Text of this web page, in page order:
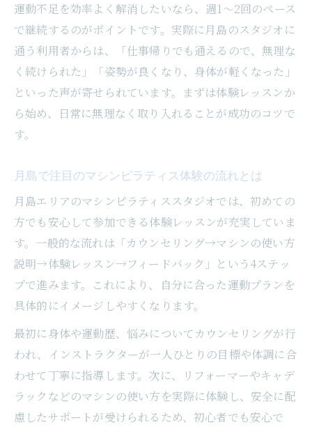
インナーマッスル強化による美ボディ作り
の効果
むくみやすい女性に嬉しいピラティスの働
き
ヒップアップや下半身シェイプへのアプロ
ーチ法
ス活用例
短時間でも効果的なマシンピラティス最新
プラン
通いやすさ重視のスタジオ選びポイントを
解説
仕事帰りでも無理なく続けるレッスンの魅
予約不要や手ぶらOKの利便性が人気の理由
月額制プランで効率良く通うマシンピラテ
ィス術
初心者でも安心なマシンピラティス体験術
運動不足を効率よく解消したいなら、週1～2回のペース
で継続するのがポイントです。実際に月島のスタジオに
通う利用者からは、「仕事帰りでも通えるので、無理な
く続けられた」「姿勢が良くなり、身体が軽くなった」
といった声が寄せられています。まずは体験レッスンか
ら始め、日常に無理なく取り入れることが成功のコツで
す。
月島で注目のマシンピラティス体験の流れとは
月島エリアのマシンピラティススタジオでは、初めての
方でも安心して参加できる体験レッスンが充実していま
す。一般的な流れは「カウンセリング→マシンの使い方
説明→体験レッスン→フィードバック」という4ステッ
プで進みます。これにより、自分に合った運動プランを
具体的にイメージしやすくなります。
最初に身体や運動歴、悩みについてカウンセリングが行
われ、インストラクターが一人ひとりの目標や体調に合
わせて丁寧に指導します。次に、リフォーマーやキャデ
ラックなどのマシンの使い方を実際に体験し、安全に配
慮したサポートが受けられるため、初心者でも安心で